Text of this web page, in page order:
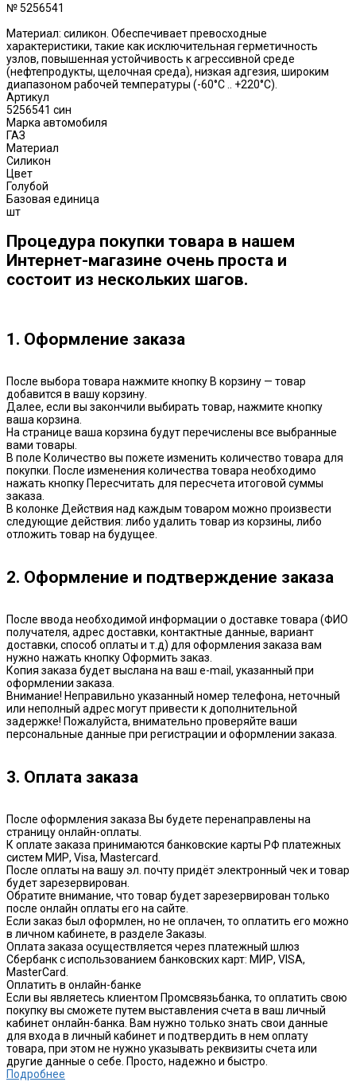
№ 5256541
Материал: силикон. Обеспечивает превосходные
характеристики, такие как исключительная герметичность
узлов, повышенная устойчивость к агрессивной среде
(нефтепродукты, щелочная среда), низкая адгезия, широким
диапазоном рабочей температуры (-60°C .. +220°C).
Артикул
5256541 син
Марка автомобиля
ГАЗ
Материал
Силикон
Цвет
Голубой
Базовая единица
шт
Процедура покупки товара в нашем
Интернет-магазине очень проста и
состоит из нескольких шагов.
1. Оформление заказа
После выбора товара нажмите кнопку В корзину — товар
добавится в вашу корзину.
Далее, если вы закончили выбирать товар, нажмите кнопку
ваша корзина.
На странице ваша корзина будут перечислены все выбранные
вами товары.
В поле Количество вы пожете изменить количество товара для
покупки. После изменения количества товара необходимо
нажать кнопку Пересчитать для пересчета итоговой суммы
заказа.
В колонке Действия над каждым товаром можно произвести
следующие действия: либо удалить товар из корзины, либо
отложить товар на будущее.
2. Оформление и подтверждение заказа
После ввода необходимой информации о доставке товара (ФИО
получателя, адрес доставки, контактные данные, вариант
доставки, способ оплаты и т.д) для оформления заказа вам
нужно нажать кнопку Оформить заказ.
Копия заказа будет выслана на ваш e-mail, указанный при
оформлении заказа.
Внимание! Неправильно указанный номер телефона, неточный
или неполный адрес могут привести к дополнительной
задержке! Пожалуйста, внимательно проверяйте ваши
персональные данные при регистрации и оформлении заказа.
3. Оплата заказа
После оформления заказа Вы будете перенаправлены на
страницу онлайн-оплаты.
К оплате заказа принимаются банковские карты РФ платежных
систем МИР, Visa, Mastercard.
После оплаты на вашу эл. почту придёт электронный чек и товар
будет зарезервирован.
Обратите внимание, что товар будет зарезервирован только
после онлайн оплаты его на сайте.
Если заказ был оформлен, но не оплачен, то оплатить его можно
в личном кабинете, в разделе Заказы.
Оплата заказа осуществляется через платежный шлюз
Сбербанк с использованием банковских карт: МИР, VISA,
MasterCard.
Оплатить в онлайн-банке
Если вы являетесь клиентом Промсвязьбанка, то оплатить свою
покупку вы сможете путем выставления счета в ваш личный
кабинет онлайн-банка. Вам нужно только знать свои данные
для входа в личный кабинет и подтвердить в нем оплату
товара, при этом не нужно указывать реквизиты счета или
другие данные о себе. Просто, надежно и быстро.
Подробнее